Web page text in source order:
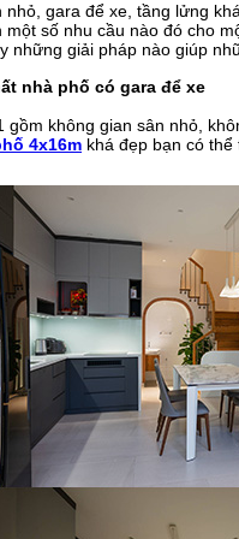
nhỏ, gara để xe, tầng lửng
một số nhu cầu nào đó cho
những giải pháp nào giúp
nhà phố có gara để xe
gồm không gian sân nhỏ,
4x16m khá đẹp bạn có thể